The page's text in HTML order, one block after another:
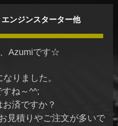
ンジンスターター他
Azumiです☆
りました。
ね～^^;
済ですか？
見積りやご注文が多いで